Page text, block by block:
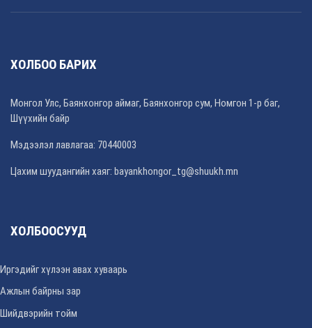
ХОЛБОО БАРИХ
Монгол Улс, Баянхонгор аймаг, Баянхонгор сум, Номгон 1-р баг,
Шүүхийн байр
Мэдээлэл лавлагаа: 70440003
Цахим шуудангийн хаяг: bayankhongor_tg@shuukh.mn
ХОЛБООСУУД
Иргэдийг хүлээн авах хуваарь
Ажлын байрны зар
Шийдвэрийн тойм